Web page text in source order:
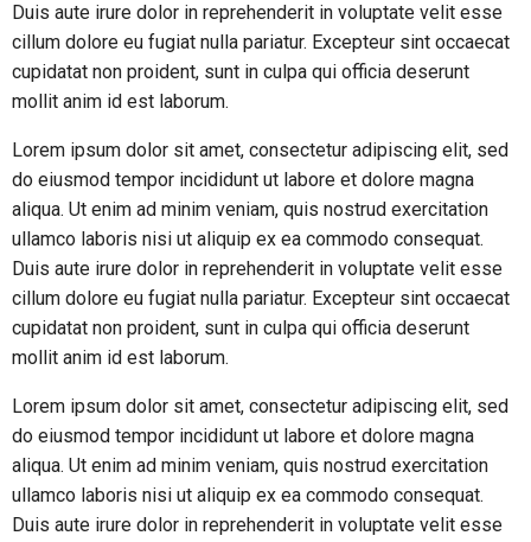
Duis aute irure dolor in reprehenderit in voluptate velit esse
cillum dolore eu fugiat nulla pariatur. Excepteur sint occaecat
cupidatat non proident, sunt in culpa qui officia deserunt
mollit anim id est laborum.
Lorem ipsum dolor sit amet, consectetur adipiscing elit, sed
do eiusmod tempor incididunt ut labore et dolore magna
aliqua. Ut enim ad minim veniam, quis nostrud exercitation
ullamco laboris nisi ut aliquip ex ea commodo consequat.
Duis aute irure dolor in reprehenderit in voluptate velit esse
cillum dolore eu fugiat nulla pariatur. Excepteur sint occaecat
cupidatat non proident, sunt in culpa qui officia deserunt
mollit anim id est laborum.
Lorem ipsum dolor sit amet, consectetur adipiscing elit, sed
do eiusmod tempor incididunt ut labore et dolore magna
aliqua. Ut enim ad minim veniam, quis nostrud exercitation
ullamco laboris nisi ut aliquip ex ea commodo consequat.
Duis aute irure dolor in reprehenderit in voluptate velit esse